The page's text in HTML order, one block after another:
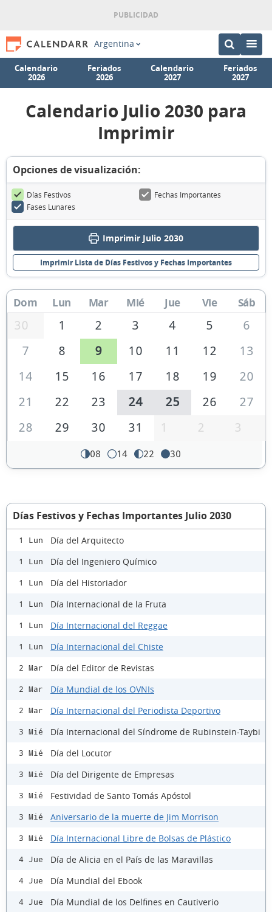
Argentina
Calendario
2026
Feriados
2026
Calendario
2027
Feriados
2027
Calendario Julio 2030 para
Imprimir
Opciones de visualización:
Días Festivos
Fechas Importantes
Fases Lunares
Imprimir Julio 2030
Imprimir Lista de Días Festivos y Fechas Importantes
Dom Lun Mar Mié Jue Vie Sáb
30 1 2 3 4 5
6
7
8 9 10 11 12
13
14
15 16 17 18 19
20
21
22 23 24 25 26
27
28
29 30 31 1 2 3
08 14 22 30
Días Festivos y Fechas Importantes Julio 2030
1 Lun Día del Arquitecto
1 Lun Día del Ingeniero Químico
1 Lun Día del Historiador
1 Lun Día Internacional de la Fruta
1 Lun Día Internacional del Reggae
1 Lun Día Internacional del Chiste
2 Mar Día del Editor de Revistas
2 Mar Día Mundial de los OVNIs
2 Mar Día Internacional del Periodista Deportivo
3 Mié Día Internacional del Síndrome de Rubinstein-Taybi
3 Mié Día del Locutor
3 Mié Día del Dirigente de Empresas
3 Mié Festividad de Santo Tomás Apóstol
3 Mié Aniversario de la muerte de Jim Morrison
3 Mié Día Internacional Libre de Bolsas de Plástico
4 Jue Día de Alicia en el País de las Maravillas
4 Jue Día Mundial del Ebook
4 Jue Día Mundial de los Delfines en Cautiverio